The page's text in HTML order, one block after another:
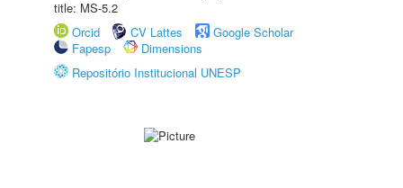
title: MS-5.2
Orcid
CV Lattes
Google Scholar
Fapesp
Dimensions
Repositório Institucional UNESP